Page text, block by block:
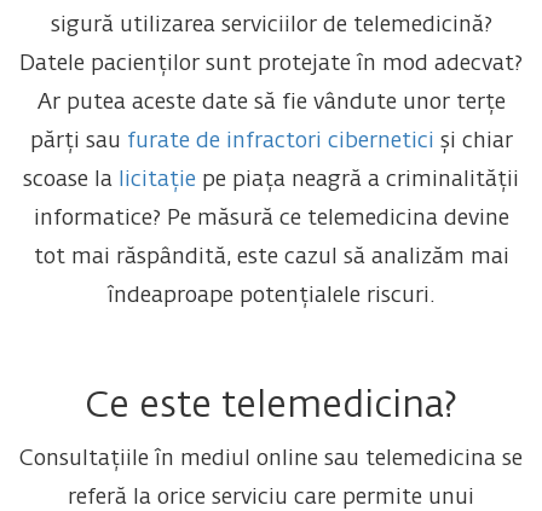
sigură utilizarea serviciilor de telemedicină?
Datele pacienților sunt protejate în mod adecvat?
Ar putea aceste date să fie vândute unor terțe
părți sau furate de infractori cibernetici și chiar
scoase la
licitație pe piața neagră a criminalității
informatice? Pe măsură ce telemedicina devine
tot mai răspândită, este cazul să analizăm mai
îndeaproape potențialele riscuri.
Ce este telemedicina?
Consultațiile în mediul online sau telemedicina se
referă la orice serviciu care permite unui